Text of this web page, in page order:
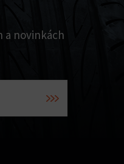
a novinkách